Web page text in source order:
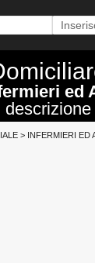
ed
> INFERMIERI ED